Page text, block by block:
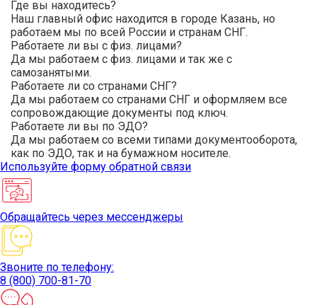
Где вы находитесь?
Наш главный офис находится в городе Казань, но
работаем мы по всей России и странам СНГ.
Работаете ли вы с физ. лицами?
Да мы работаем с физ. лицами и так же с
самозанятыми.
Работаете ли со странами СНГ?
Да мы работаем со странами СНГ и оформляем все
сопровождающие документы под ключ.
Работаете ли вы по ЭДО?
Да мы работаем со всеми типами документооборота,
как по ЭДО, так и на бумажном носителе.
Используйте форму обратной связи
Обращайтесь через мессенджеры
Звоните по телефону:
8 (800) 700-81-70